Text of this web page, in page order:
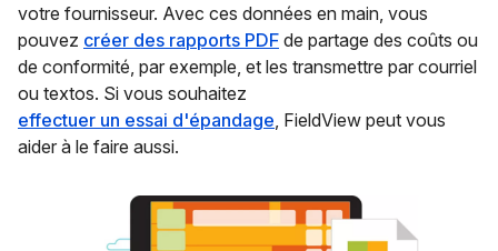
votre fournisseur. Avec ces données en main, vous
pouvez créer des rapports PDF de partage des coûts ou
de conformité, par exemple, et les transmettre par courriel
ou textos. Si vous souhaitez
effectuer un essai d'épandage, FieldView peut vous
aider à le faire aussi.